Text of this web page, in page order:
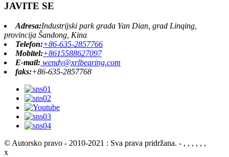
JAVITE SE
Adresa:Industrijski park grada Yan Dian, grad Linqing,
provincija Šandong, Kina
Telefon:+86-635-2857766
Mobitel:+8615588627097
E-mail: wendy@xrlbearing.com
faks:+86-635-2857768
© Autorsko pravo - 2010-2021 : Sva prava pridržana. - , , , , , ,
x